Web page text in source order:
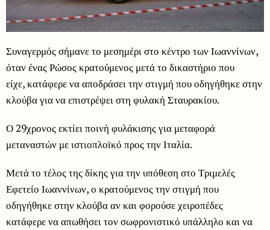
Συναγερμός σήμανε το μεσημέρι στο κέντρο των Ιωαννίνων,
όταν ένας Ρώσος κρατούμενος μετά το δικαστήριο που
είχε, κατάφερε να αποδράσει την στιγμή που οδηγήθηκε στην
κλούβα για να επιστρέψει στη φυλακή Σταυρακίου.
Ο 29χρονος εκτίει ποινή φυλάκισης για μεταφορά
μεταναστών με ιστιοπλοϊκό προς την Ιταλία.
Μετά το τέλος της δίκης για την υπόθεση στο Τριμελές
Εφετείο Ιωαννίνων, ο κρατούμενος την στιγμή που
οδηγήθηκε στην κλούβα αν και φορούσε χειροπέδες
κατάφερε να απωθήσει τον σωφρονιστικό υπάλληλο και να